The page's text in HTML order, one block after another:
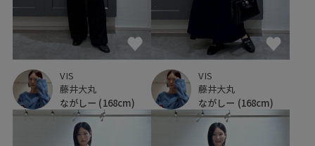
VIS
藤井大丸
ながしー (168cm)
VIS
藤井大丸
ながしー (168cm)